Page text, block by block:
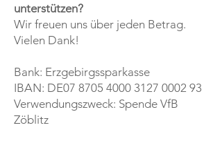
unterstützen?
Wir freuen uns über jeden Betrag.
Vielen Dank!
Bank: Erzgebirgssparkasse
IBAN: DE07 8705 4000 3127 0002 93
Verwendungszweck: Spende VfB
Zöblitz